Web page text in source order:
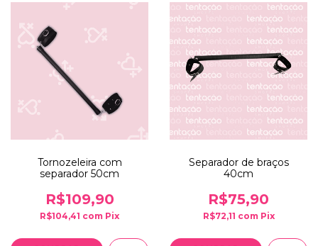
Tornozeleira com
separador 50cm
R$109,90
R$104,41 com Pix
Separador de braços
40cm
R$75,90
R$72,11 com Pix